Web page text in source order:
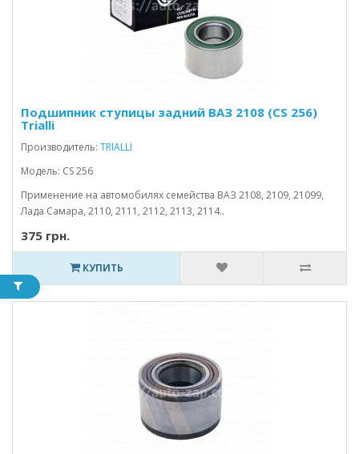
Подшипник ступицы задний ВАЗ 2108 (CS 256)
Trialli
Производитель: TRIALLI
Модель: CS 256
Применение на автомобилях семейства ВАЗ 2108, 2109, 21099,
Лада Самара, 2110, 2111, 2112, 2113, 2114..
375 грн.
КУПИТЬ